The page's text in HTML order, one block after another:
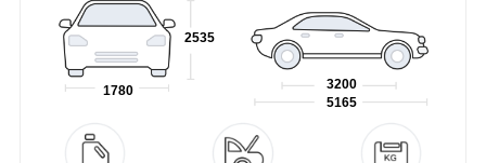
1780
2535
5165
3200